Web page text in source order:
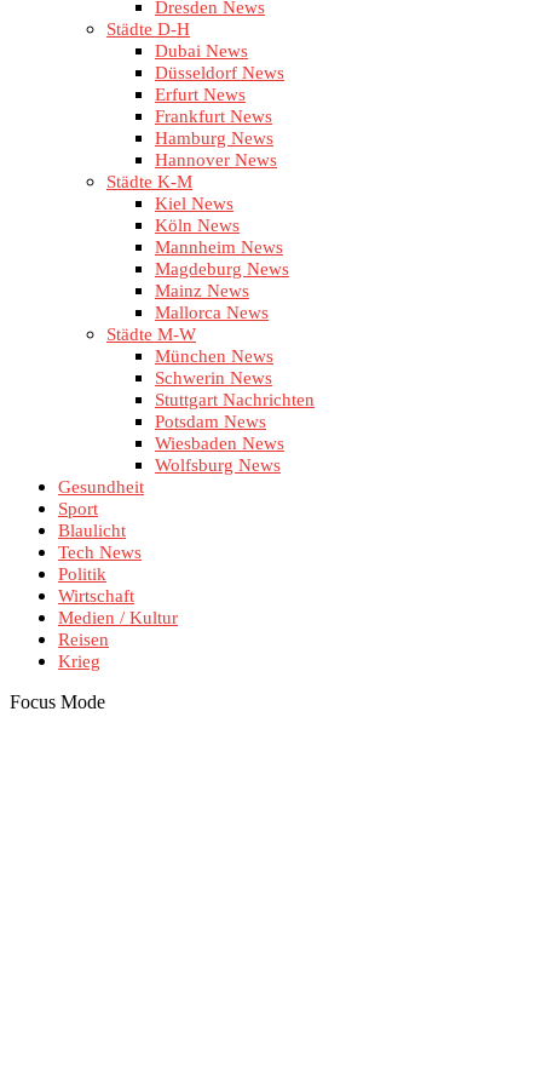
Dresden News
Städte D-H
Dubai News
Düsseldorf News
Erfurt News
Frankfurt News
Hamburg News
Hannover News
Städte K-M
Kiel News
Köln News
Mannheim News
Magdeburg News
Mainz News
Mallorca News
Städte M-W
München News
Schwerin News
Stuttgart Nachrichten
Potsdam News
Wiesbaden News
Wolfsburg News
Gesundheit
Sport
Blaulicht
Tech News
Politik
Wirtschaft
Medien / Kultur
Reisen
Krieg
Focus Mode